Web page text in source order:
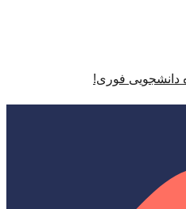
دانشجویی فوری!